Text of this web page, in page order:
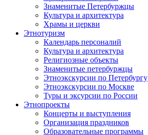
Знаменитые Петербуржцы
Культура и архитектура
Храмы и церкви
Этнотуризм
Календарь персоналий
Культура и архитектура
Религиозные объекты
Знаменитые петербуржцы
Этноэкскурсии по Петербургу
Этноэкскурсии по Москве
Туры и эксурсии по России
Этнопроекты
Концерты и выступления
Организация праздников
Образовательные программы